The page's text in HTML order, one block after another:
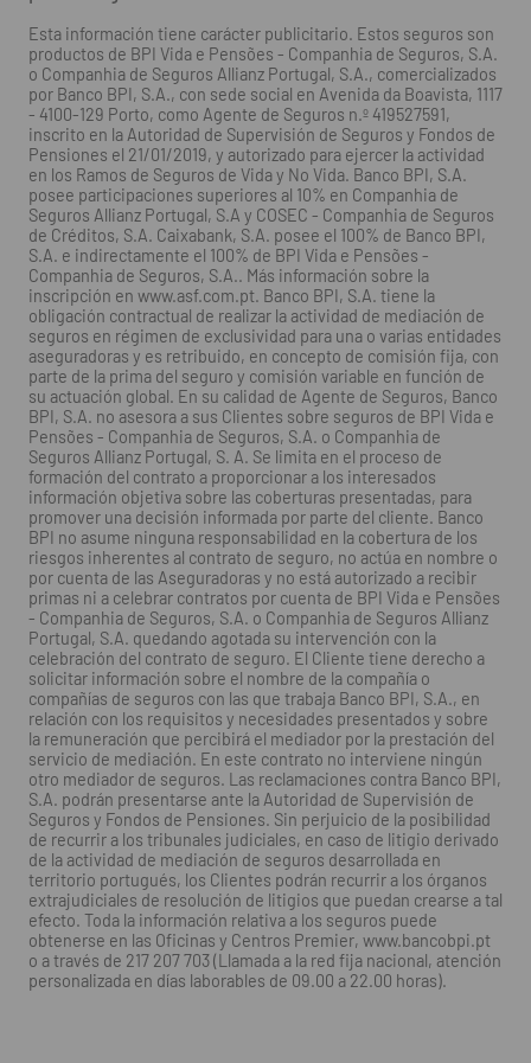
Esta información tiene carácter publicitario. Estos seguros son
productos de BPI Vida e Pensões - Companhia de Seguros, S.A.
o Companhia de Seguros Allianz Portugal, S.A., comercializados
por Banco BPI, S.A., con sede social en Avenida da Boavista, 1117
- 4100-129 Porto, como Agente de Seguros n.º 419527591,
inscrito en la Autoridad de Supervisión de Seguros y Fondos de
Pensiones el 21/01/2019, y autorizado para ejercer la actividad
en los Ramos de Seguros de Vida y No Vida. Banco BPI, S.A.
posee participaciones superiores al 10% en Companhia de
Seguros Allianz Portugal, S.A y COSEC - Companhia de Seguros
de Créditos, S.A. Caixabank, S.A. posee el 100% de Banco BPI,
S.A. e indirectamente el 100% de BPI Vida e Pensões -
Companhia de Seguros, S.A.. Más información sobre la
inscripción en www.asf.com.pt. Banco BPI, S.A. tiene la
obligación contractual de realizar la actividad de mediación de
seguros en régimen de exclusividad para una o varias entidades
aseguradoras y es retribuido, en concepto de comisión fija, con
parte de la prima del seguro y comisión variable en función de
su actuación global. En su calidad de Agente de Seguros, Banco
BPI, S.A. no asesora a sus Clientes sobre seguros de BPI Vida e
Pensões - Companhia de Seguros, S.A. o Companhia de
Seguros Allianz Portugal, S. A. Se limita en el proceso de
formación del contrato a proporcionar a los interesados
información objetiva sobre las coberturas presentadas, para
promover una decisión informada por parte del cliente. Banco
BPI no asume ninguna responsabilidad en la cobertura de los
riesgos inherentes al contrato de seguro, no actúa en nombre o
por cuenta de las Aseguradoras y no está autorizado a recibir
primas ni a celebrar contratos por cuenta de BPI Vida e Pensões
- Companhia de Seguros, S.A. o Companhia de Seguros Allianz
Portugal, S.A. quedando agotada su intervención con la
celebración del contrato de seguro. El Cliente tiene derecho a
solicitar información sobre el nombre de la compañía o
compañías de seguros con las que trabaja Banco BPI, S.A., en
relación con los requisitos y necesidades presentados y sobre
la remuneración que percibirá el mediador por la prestación del
servicio de mediación. En este contrato no interviene ningún
otro mediador de seguros. Las reclamaciones contra Banco BPI,
S.A. podrán presentarse ante la Autoridad de Supervisión de
Seguros y Fondos de Pensiones. Sin perjuicio de la posibilidad
de recurrir a los tribunales judiciales, en caso de litigio derivado
de la actividad de mediación de seguros desarrollada en
territorio portugués, los Clientes podrán recurrir a los órganos
extrajudiciales de resolución de litigios que puedan crearse a tal
efecto. Toda la información relativa a los seguros puede
obtenerse en las Oficinas y Centros Premier, www.bancobpi.pt
o a través de 217 207 703 (Llamada a la red fija nacional, atención
personalizada en días laborables de 09.00 a 22.00 horas).